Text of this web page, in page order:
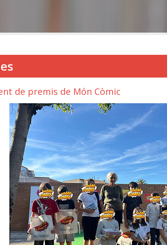
de premis de Món Còmic